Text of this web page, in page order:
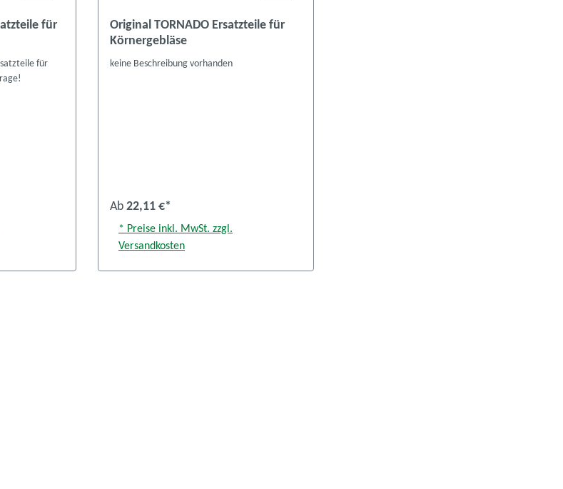
für
für
Original TORNADO Ersatzteile für
Körnergebläse
keine Beschreibung vorhanden
Ab 22,11 €*
* Preise inkl. MwSt. zzgl.
Versandkosten